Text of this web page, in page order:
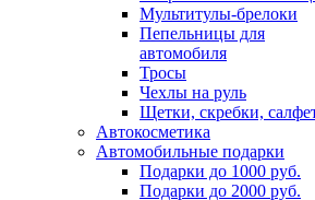
Мультитулы-брелоки
Пепельницы для
автомобиля
Тросы
Чехлы на руль
Щетки, скребки,
Автокосметика
Автомобильные подарки
Подарки до 1000 руб.
Подарки до 2000 руб.